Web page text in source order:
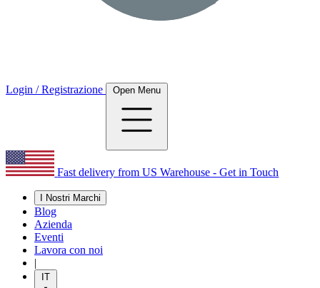
Login / Registrazione Open Menu
Fast delivery from US Warehouse - Get in Touch
I Nostri Marchi
Blog
Azienda
Eventi
Lavora con noi
|
IT